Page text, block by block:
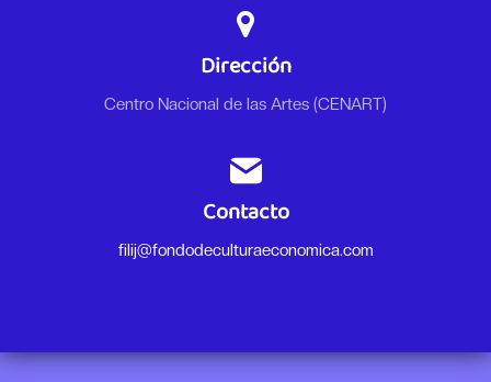
Dirección
Centro Nacional de las Artes (CENART)
Contacto
filij@fondodeculturaeconomica.com